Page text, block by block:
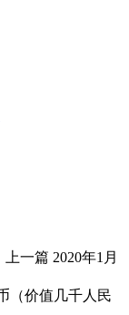
上一篇 2020年1月